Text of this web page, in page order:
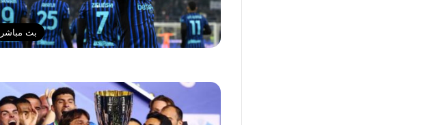
بث مباشر